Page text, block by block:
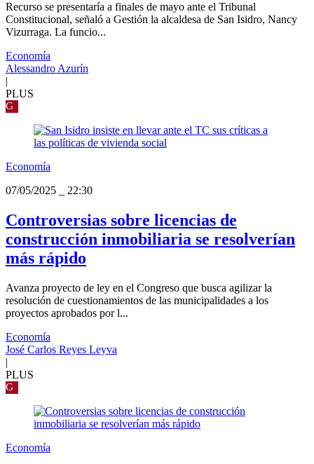
Recurso se presentaría a finales de mayo ante el Tribunal
Constitucional, señaló a Gestión la alcaldesa de San Isidro, Nancy
Vizurraga. La funcio...
Economía
Alessandro Azurín
|
PLUS
G
Economía
07/05/2025
22:30
Controversias sobre licencias de
construcción inmobiliaria se resolverían
más rápido
Avanza proyecto de ley en el Congreso que busca agilizar la
resolución de cuestionamientos de las municipalidades a los
proyectos aprobados por l...
Economía
José Carlos Reyes Leyva
|
PLUS
G
Economía